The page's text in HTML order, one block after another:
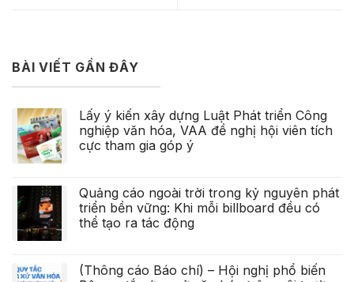
BÀI VIẾT GẦN ĐÂY
Lấy ý kiến xây dựng Luật Phát triển Công
nghiệp văn hóa, VAA đề nghị hội viên tích
cực tham gia góp ý
Quảng cáo ngoài trời trong kỷ nguyên phát
triển bền vững: Khi mỗi billboard đều có
thể tạo ra tác động
(Thông cáo Báo chí) – Hội nghị phổ biến